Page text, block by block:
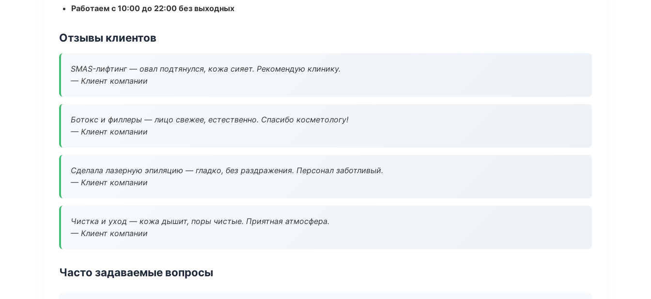
Работаем с 10:00 до 22:00 без выходных
Отзывы клиентов
SMAS-лифтинг — овал подтянулся, кожа сияет. Рекомендую клинику.
— Клиент компании
Ботокс и филлеры — лицо свежее, естественно. Спасибо косметологу!
— Клиент компании
Сделала лазерную эпиляцию — гладко, без раздражения. Персонал заботливый.
— Клиент компании
Чистка и уход — кожа дышит, поры чистые. Приятная атмосфера.
— Клиент компании
Часто задаваемые вопросы